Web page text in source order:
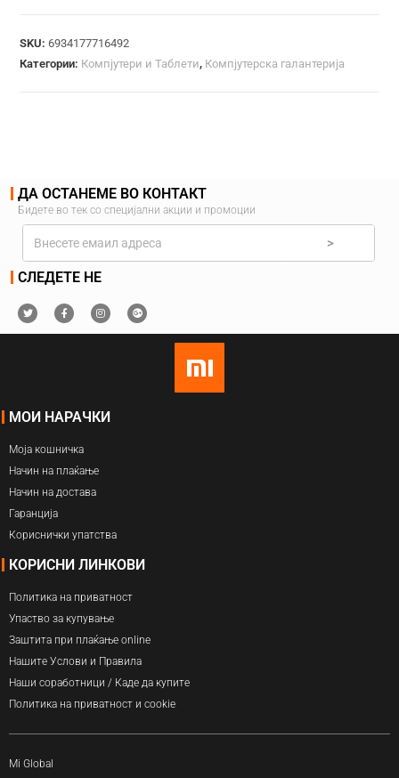
SKU:6934177716492
Категории: Компјутери и Таблети, Компјутерска галантерија
ДА ОСТАНЕМЕ ВО КОНТАКТ
Бидете во тек со специјални акции и промоции
>
СЛЕДЕТЕ НЕ
МОИ НАРАЧКИ
Моја кошничка
Начин на плаќање
Начин на достава
Гаранција
Кориснички упатства
КОРИСНИ ЛИНКОВИ
Политика на приватност
Упаство за купување
Заштита при плаќање online
Нашите Услови и Правила
Наши соработници / Каде да купите
Политика на приватност и cookie
Mi Global